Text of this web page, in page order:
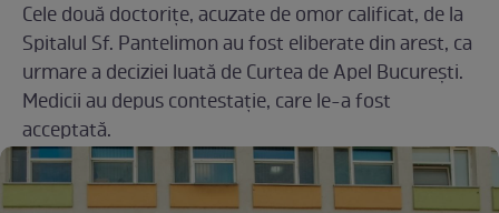
Cele două doctorițe, acuzate de omor calificat, de la
Spitalul Sf. Pantelimon au fost eliberate din arest, ca
urmare a deciziei luată de Curtea de Apel București.
Medicii au depus contestație, care le-a fost
acceptată.